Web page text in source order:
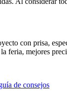
con prisa,
feria, mejores
de consejos